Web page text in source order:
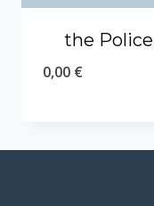
the Police
0,00 €